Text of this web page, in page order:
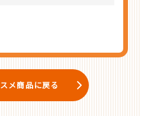
メ商品に戻る